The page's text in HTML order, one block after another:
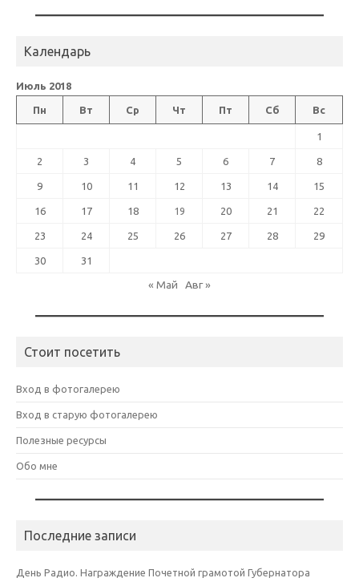
Календарь
Июль 2018
Пн Вт Ср Чт Пт Сб Вс
1
2 3 4 5 6 7 8
9 10 11 12 13 14 15
16 17 18 19 20 21 22
23 24 25 26 27 28 29
30 31
« Май Авг »
Стоит посетить
Вход в фотогалерею
Вход в старую фотогалерею
Полезные ресурсы
Обо мне
Последние записи
День Радио. Награждение Почетной грамотой Губернатора